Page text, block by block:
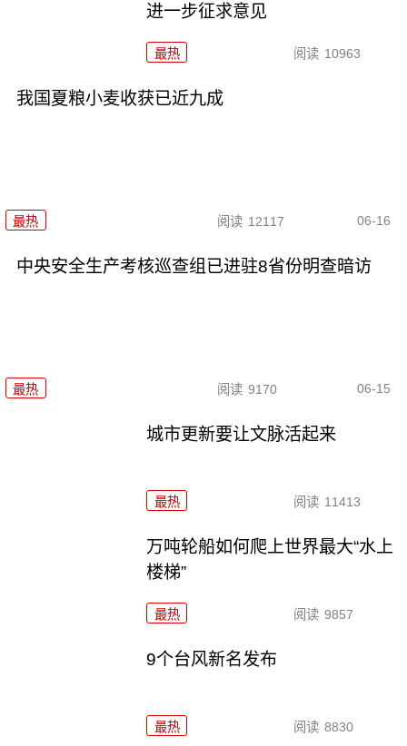
进一步征求意见
最热 阅读 10963
我国夏粮小麦收获已近九成
最热 阅读 12117 06-16
中央安全生产考核巡查组已进驻8省份明查暗访
最热 阅读 9170 06-15
城市更新要让文脉活起来
最热 阅读 11413
万吨轮船如何爬上世界最大“水上
楼梯”
最热 阅读 9857
9个台风新名发布
最热 阅读 8830